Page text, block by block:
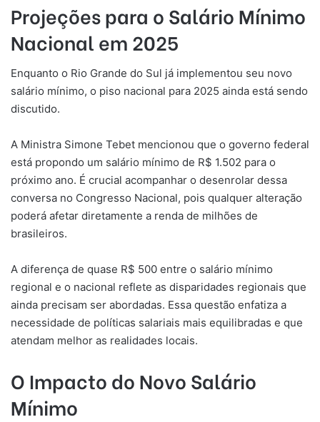
Projeções para o Salário Mínimo
Nacional em 2025
Enquanto o Rio Grande do Sul já implementou seu novo
salário mínimo, o piso nacional para 2025 ainda está sendo
discutido.
A Ministra Simone Tebet mencionou que o governo federal
está propondo um salário mínimo de R$ 1.502 para o
próximo ano. É crucial acompanhar o desenrolar dessa
conversa no Congresso Nacional, pois qualquer alteração
poderá afetar diretamente a renda de milhões de
brasileiros.
A diferença de quase R$ 500 entre o salário mínimo
regional e o nacional reflete as disparidades regionais que
ainda precisam ser abordadas. Essa questão enfatiza a
necessidade de políticas salariais mais equilibradas e que
atendam melhor as realidades locais.
O Impacto do Novo Salário
Mínimo